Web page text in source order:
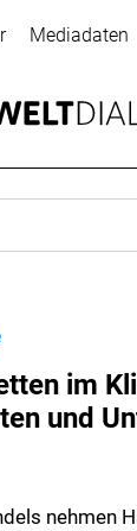
Mediadaten
im
und
nehmen